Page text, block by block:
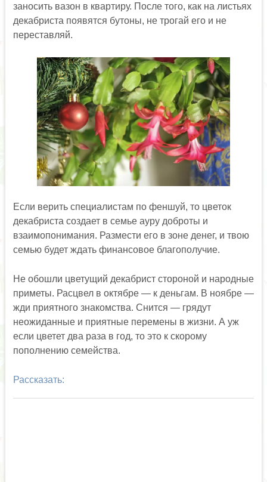
заносить вазон в квартиру. После того, как на листьях
декабриста появятся бутоны, не трогай его и не
переставляй.
Если верить специалистам по феншуй, то цветок
декабриста создает в семье ауру доброты и
взаимопонимания. Размести его в зоне денег, и твою
семью будет ждать финансовое благополучие.
Не обошли цветущий декабрист стороной и народные
приметы. Расцвел в октябре — к деньгам. В ноябре —
жди приятного знакомства. Снится — грядут
неожиданные и приятные перемены в жизни. А уж
если цветет два раза в год, то это к скорому
пополнению семейства.
Рассказать: